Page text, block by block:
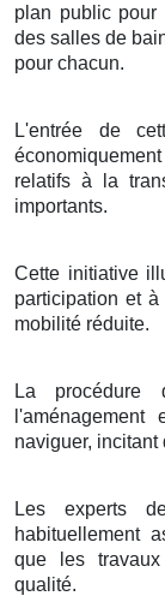
plan public pour
des salles de
pour chacun.
L'entrée de
relatifs à la
importants.
Cette initiative
participation et
mobilité réduite.
La procédure
naviguer, incitant
Les experts
habituellement
que les
qualité.